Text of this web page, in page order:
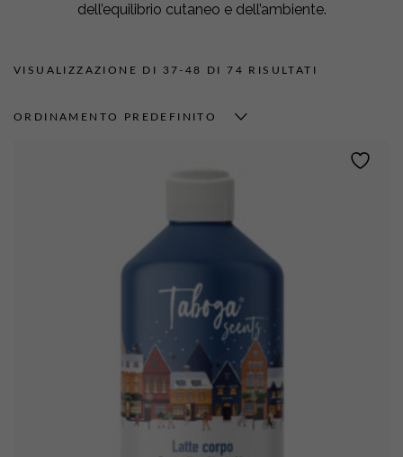
dell’equilibrio cutaneo e dell’ambiente.
VISUALIZZAZIONE DI 37-48 DI 74 RISULTATI
ORDINAMENTO PREDEFINITO